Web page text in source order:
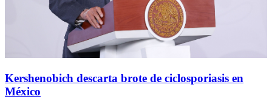
Kershenobich descarta brote de ciclosporiasis en
México